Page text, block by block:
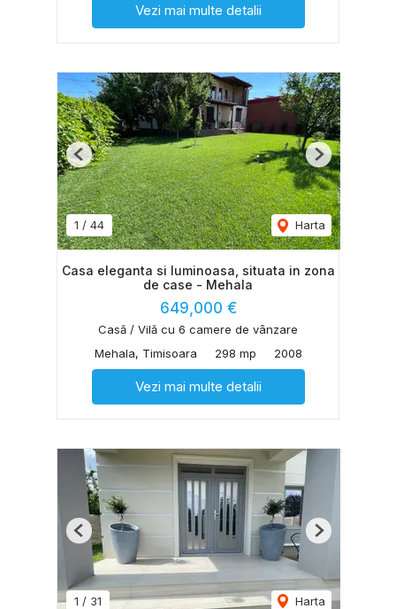
Vezi mai multe detalii
1 / 44 Harta
Previous Next
Casa eleganta si luminoasa, situata in zona
de case - Mehala
649,000 €
Casă / Vilă cu 6 camere de vânzare
Mehala, Timisoara
298 mp 2008
Vezi mai multe detalii
1 / 31 Harta
Previous Next